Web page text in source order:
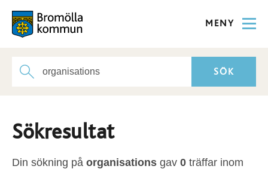
MENY
Sökresultat
Din sökning på organisations gav 0 träffar inom